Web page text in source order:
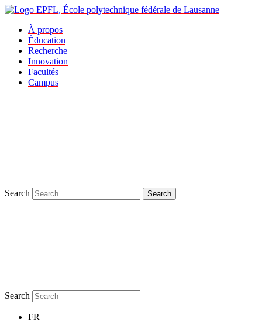
À propos
Éducation
Recherche
Innovation
Facultés
Campus
Search Search
Search
FR